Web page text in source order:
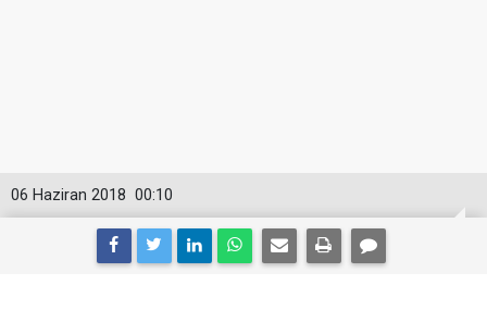
00:10
06 Haziran 2018